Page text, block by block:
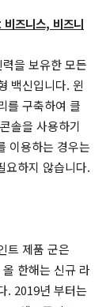
즈니스, 비즈니
을 보유한 모든
백신입니다. 윈
를 구축하여 클
솔을 사용하기
이용하는 경우는
요하지 않습니다.
트 제품 군은
한해는 신규 라
. 2019년 부터는